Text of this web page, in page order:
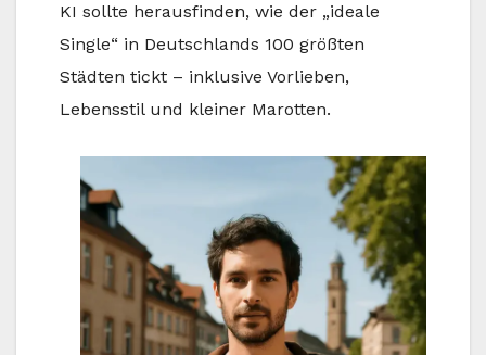
KI sollte herausfinden, wie der „ideale
Single“ in Deutschlands 100 größten
Städten tickt – inklusive Vorlieben,
Lebensstil und kleiner Marotten.